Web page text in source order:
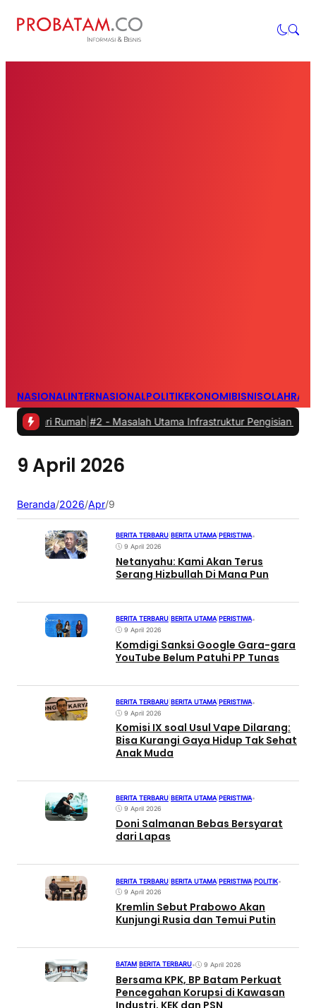
NASIONALINTERNASIONALPOLITIKEKONOMIBISNIS
Rumah|#2 -Masalah Utama Infrastruktur Pengisian Daya untuk
9 April 2026
Beranda/2026/Apr/9
BERITA TERBARU BERITA UTAMA| PERISTIWA•
9 April 2026
Netanyahu: Kami Akan Terus
Serang Hizbullah Di Mana Pun
BERITA TERBARU BERITA UTAMA|PERISTIWA•
9 April 2026
Komdigi Sanksi Google Gara-gara
YouTube Belum Patuhi PP Tunas
BERITA TERBARU BERITA UTAMA PERISTIWA•
9 April 2026
Komisi IX soal Usul Vape Dilarang:
Bisa Kurangi Gaya Hidup Tak Sehat
Anak Muda
BERITA TERBARU BERITA UTAMA PERISTIWA•
9 April 2026
Doni Salmanan Bebas Bersyarat
dari Lapas
BERITA TERBARU BERITA UTAMA PERISTIWA POLITIK•
9 April 2026
Kremlin Sebut Prabowo Akan
Kunjungi Rusia dan Temui Putin
BATAM BERITA TERBARU• 9 April 2026
Bersama KPK, BP Batam Perkuat
Pencegahan Korupsi di Kawasan
Industri, KEK dan PSN